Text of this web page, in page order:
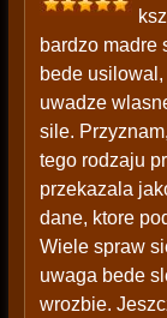
bardzo madre
bede
uwadze
sile.
tego rodzaju
przekazala
dane, ktore
Wiele spraw
uwaga bede
wrozbie.